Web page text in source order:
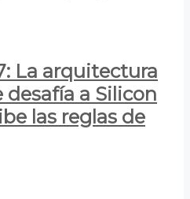
La arquitectura
a Silicon
las reglas de